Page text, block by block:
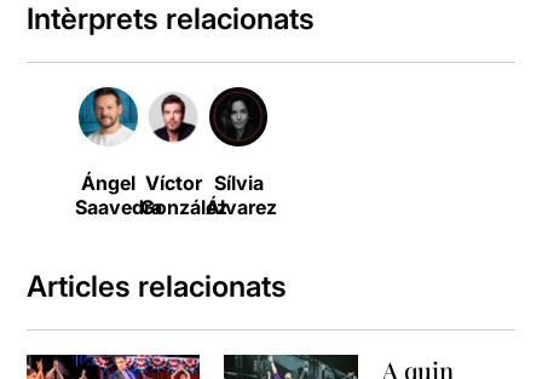
Intèrprets relacionats
Ángel
Saavedra
Víctor
González
Sílvia
Álvarez
Articles relacionats
A quin